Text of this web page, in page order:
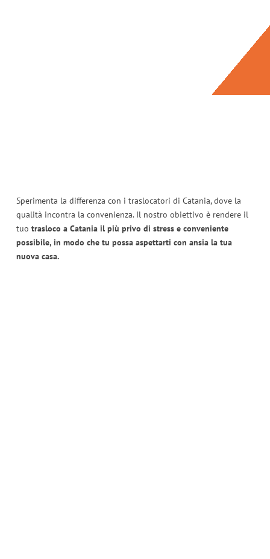
Sperimenta la differenza con i traslocatori di Catania, dove la
qualità incontra la convenienza. Il nostro obiettivo è rendere il
tuo trasloco a Catania il più privo di stress e conveniente
possibile, in modo che tu possa aspettarti con ansia la tua
nuova casa.